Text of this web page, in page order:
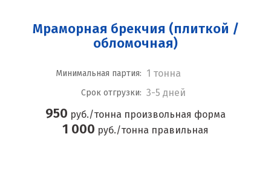
Мраморная брекчия (плиткой /
обломочная)
Минимальная партия: 1 тонна
Срок отгрузки: 3-5 дней
950 руб./тонна произвольная форма
1 000 руб./тонна правильная